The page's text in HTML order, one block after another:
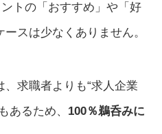
トの「おすすめ」や「好
スは少なくありません。
求職者よりも“求人企業
あるため、 100％鵜呑みに